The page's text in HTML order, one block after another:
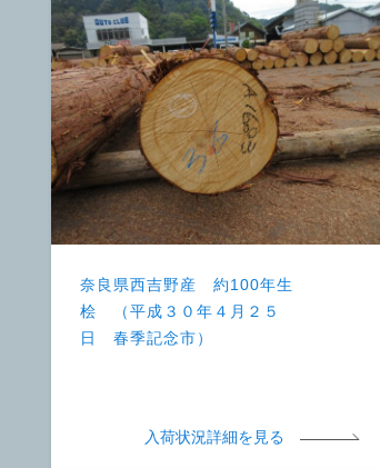
奈良県西吉野産 約100年生
桧 （平成３０年４月２５
日 春季記念市）
入荷状況詳細を見る